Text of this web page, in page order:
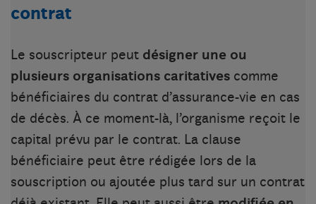
contrat
Le souscripteur peut désigner une ou
plusieurs organisations caritatives comme
bénéficiaires du contrat d’assurance-vie en cas
de décès. À ce moment-là, l’organisme reçoit le
capital prévu par le contrat. La clause
bénéficiaire peut être rédigée lors de la
souscription ou ajoutée plus tard sur un contrat